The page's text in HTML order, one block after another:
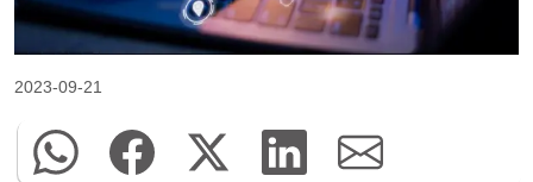
2023-09-21